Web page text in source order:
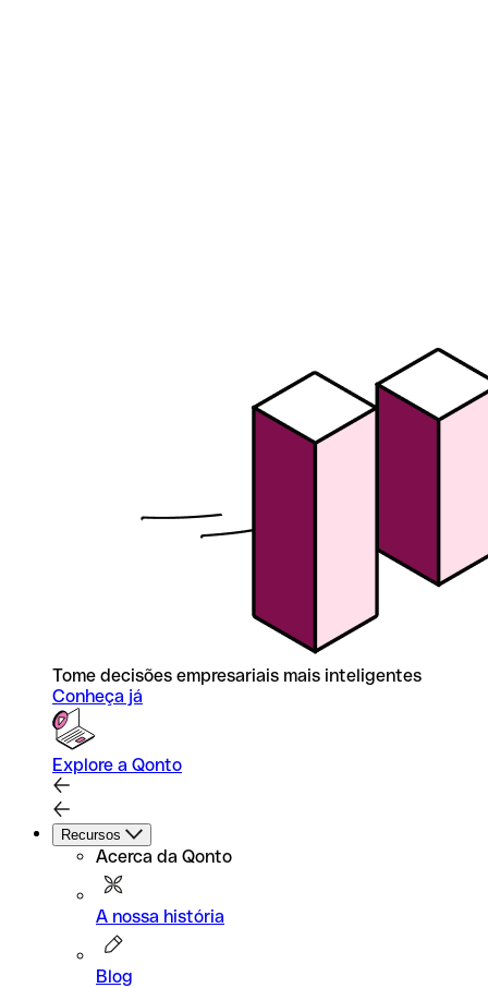
Tome decisões empresariais mais inteligentes
Conheça já
Explore a Qonto
Recursos
Acerca da Qonto
A nossa história
Blog